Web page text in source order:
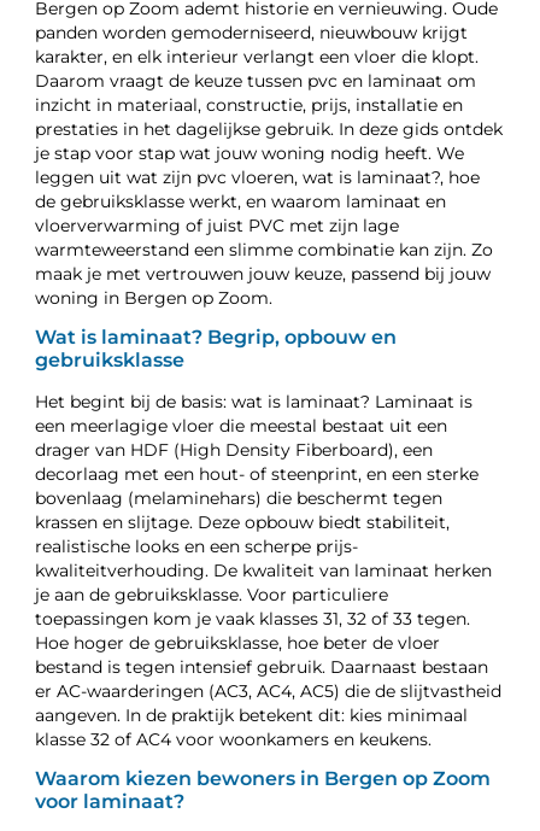
Bergen op Zoom ademt historie en vernieuwing. Oude
panden worden gemoderniseerd, nieuwbouw krijgt
karakter, en elk interieur verlangt een vloer die klopt.
Daarom vraagt de keuze tussen pvc en laminaat om
inzicht in materiaal, constructie, prijs, installatie en
prestaties in het dagelijkse gebruik. In deze gids ontdek
je stap voor stap wat jouw woning nodig heeft. We
leggen uit wat zijn pvc vloeren, wat is laminaat?, hoe
de gebruiksklasse werkt, en waarom laminaat en
vloerverwarming of juist PVC met zijn lage
warmteweerstand een slimme combinatie kan zijn. Zo
maak je met vertrouwen jouw keuze, passend bij jouw
woning in Bergen op Zoom.
Wat is laminaat? Begrip, opbouw en
gebruiksklasse
Het begint bij de basis: wat is laminaat? Laminaat is
een meerlagige vloer die meestal bestaat uit een
drager van HDF (High Density Fiberboard), een
decorlaag met een hout- of steenprint, en een sterke
bovenlaag (melaminehars) die beschermt tegen
krassen en slijtage. Deze opbouw biedt stabiliteit,
realistische looks en een scherpe prijs-
kwaliteitverhouding. De kwaliteit van laminaat herken
je aan de gebruiksklasse. Voor particuliere
toepassingen kom je vaak klasses 31, 32 of 33 tegen.
Hoe hoger de gebruiksklasse, hoe beter de vloer
bestand is tegen intensief gebruik. Daarnaast bestaan
er AC-waarderingen (AC3, AC4, AC5) die de slijtvastheid
aangeven. In de praktijk betekent dit: kies minimaal
klasse 32 of AC4 voor woonkamers en keukens.
Waarom kiezen bewoners in Bergen op Zoom
voor laminaat?